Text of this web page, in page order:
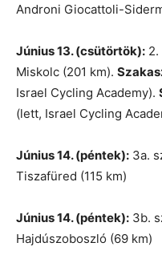
Androni Giocattoli-
Június 13. (csütörtök): 2.
Miskolc (201 km).
Israel Cycling Academy).
(lett, Israel Cycling
Június 14. (péntek): 3a.
Tiszafüred (115 km)
Június 14. (péntek): 3b.
Hajdúszoboszló (69 km)